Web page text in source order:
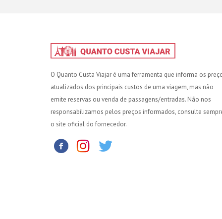
O Quanto Custa Viajar é uma ferramenta que informa os
atualizados dos principais custos de uma viagem, mas não
emite reservas ou venda de passagens/entradas. Não nos
responsabilizamos pelos preços informados, consulte
o site oficial do fornecedor.